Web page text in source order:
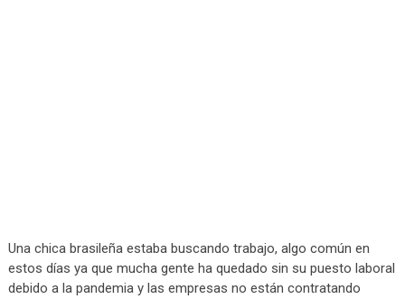
Una chica brasileña estaba buscando trabajo, algo común en
estos días ya que mucha gente ha quedado sin su puesto laboral
debido a la pandemia y las empresas no están contratando